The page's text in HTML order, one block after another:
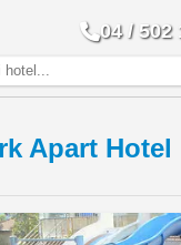
04 / 502
Apart Hotel